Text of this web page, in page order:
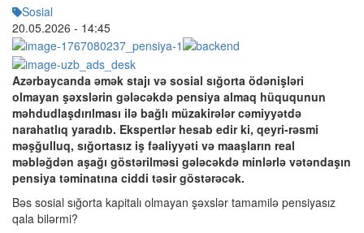
Sosial
20.05.2026 - 14:45
Azərbaycanda əmək stajı və sosial sığorta ödənişləri
olmayan şəxslərin gələcəkdə pensiya almaq hüququnun
məhdudlaşdırılması ilə bağlı müzakirələr cəmiyyətdə
narahatlıq yaradıb. Ekspertlər hesab edir ki, qeyri-rəsmi
məşğulluq, sığortasız iş fəaliyyəti və maaşların real
məbləğdən aşağı göstərilməsi gələcəkdə minlərlə vətəndaşın
pensiya təminatına ciddi təsir göstərəcək.
Bəs sosial sığorta kapitalı olmayan şəxslər tamamilə pensiyasız
qala bilərmi?